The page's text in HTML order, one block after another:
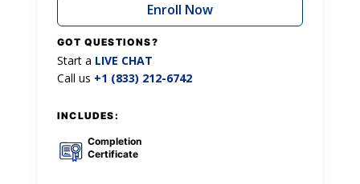
Enroll Now
GOT QUESTIONS?
Start a LIVE CHAT
Call us +1 (833) 212-6742
INCLUDES:
Completion
Certificate